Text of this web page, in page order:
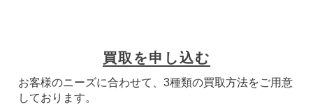
買取を申し込む
お客様のニーズに合わせて、3種類の買取方法をご用意
しております。